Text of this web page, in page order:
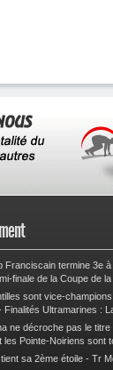
Franciscain termine 3e
finale de la Coupe de
sont vice-
Finalités Ultramarines :
ne décroche pas le titre
les Pointe-Noiriens sont
sa 2ème étoile - Tr